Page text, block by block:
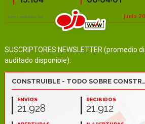
SUSCRIPTORES NEWSLETTER (promedio
auditado disponible):